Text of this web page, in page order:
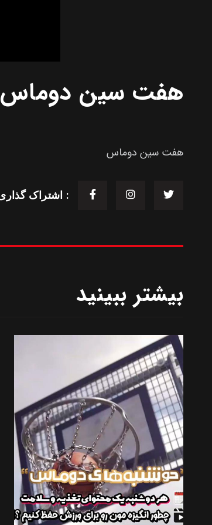
هفت سین دوماس
هفت سین دوماس
اشتراک گذاری :
بیشتر ببینید